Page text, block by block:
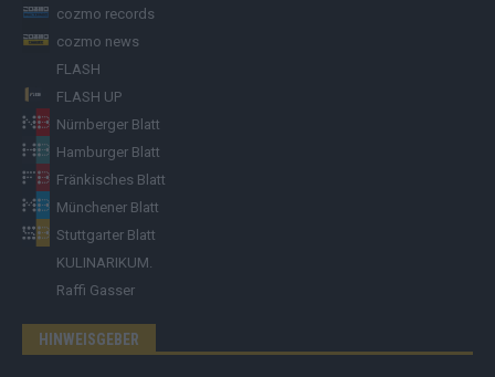
cozmo records
cozmo news
FLASH
FLASH UP
Nürnberger Blatt
Hamburger Blatt
Fränkisches Blatt
Münchener Blatt
Stuttgarter Blatt
KULINARIKUM.
Raffi Gasser
HINWEISGEBER